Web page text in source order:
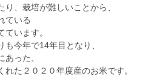
、栽培が難しいことから、
ている
ています。
も今年で14年目となり、
あった、
れた２０２０年度産のお米です。